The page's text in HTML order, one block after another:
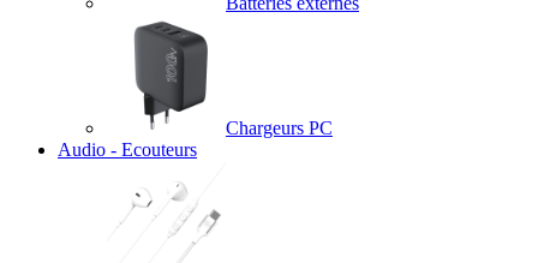
Chargeurs PC
Audio - Ecouteurs